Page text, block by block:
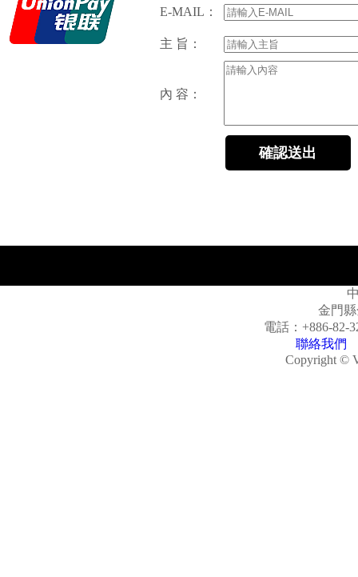
E-MAIL：
主 旨：
內 容：
金門
電話： +886-82-
聯絡我們
Copyright ©